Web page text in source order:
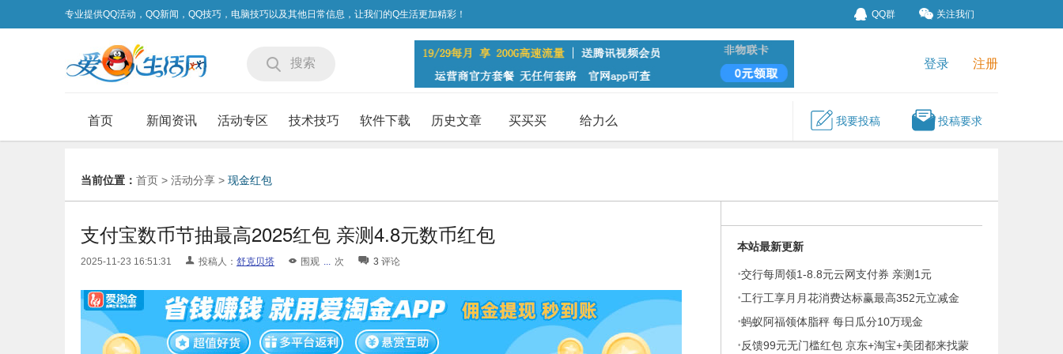
专业提供QQ活动，QQ新闻，QQ技巧，电脑技巧以及其他日常信息，让我们的Q生活更加精彩！ QQ群 关注我们
搜索 登录 注册
首页 新闻资讯 活动专区 技术技巧 软件下载 历史文章 买买买 给力么 我要投稿 投稿要求
当前位置： 首页 > 活动分享 > 现金红包
支付宝数币节抽最高2025红包 亲测4.8元数币红包
2025-11-23 16:51:31 投稿人： 舒克贝塔 围观 ... 次 3 评论
本站最新更新
·交行每周领1-8.8元云网支付券 亲测1元
·工行工享月月花消费达标赢最高352元立减金
·蚂蚁阿福领体脂秤 每日瓜分10万现金
·反馈99元无门槛红包 京东+淘宝+美团都来找蒙